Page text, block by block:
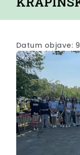
Datum objave: